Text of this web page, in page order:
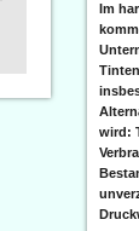
Im
wird: